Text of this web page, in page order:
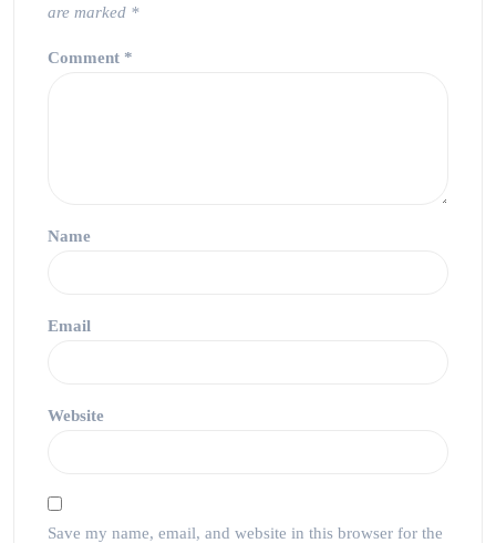
are marked *
Comment *
Name
Email
Website
Save my name, email, and website in this browser for the